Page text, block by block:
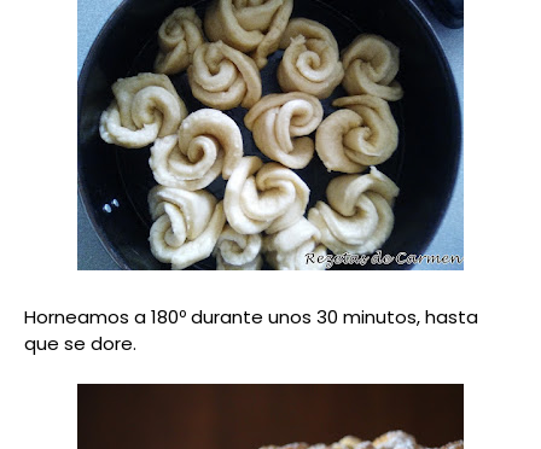
Horneamos a 180º durante unos 30 minutos, hasta
que se dore.